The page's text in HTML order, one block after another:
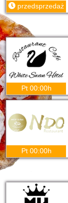
przedsprzedaż
Pt 00:00h
Pt 00:00h